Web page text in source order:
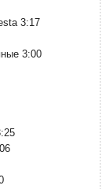
3:17
3:00